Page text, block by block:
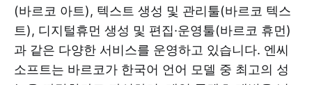
(바르코 아트), 텍스트 생성 및 관리툴(바르코 텍스
트), 디지털휴먼 생성 및 편집·운영툴(바르코 휴먼)
과 같은 다양한 서비스를 운영하고 있습니다. 엔씨
소프트는 바르코가 한국어 언어 모델 중 최고의 성